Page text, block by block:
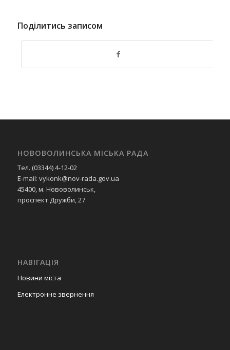
Поділитись записом
НОВОВОЛИНСЬКА МІСЬКА РАДА
Тел. (03344) 4-12-02
E-mail: vykonk@nov-rada.gov.ua
45400, м. Нововолинськ,
проспект Дружби, 27
НАВІГАЦІЯ
Новини міста
Електронне звернення